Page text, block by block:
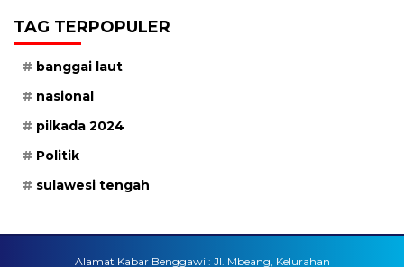
TAG TERPOPULER
banggai laut
nasional
pilkada 2024
Politik
sulawesi tengah
Alamat Kabar Benggawi : Jl. Mbeang, Kelurahan